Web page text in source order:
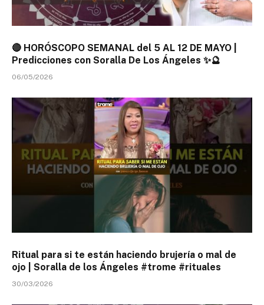
🔴 HORÓSCOPO SEMANAL del 5 AL 12 DE MAYO |
Predicciones con Soralla De Los Ángeles ✨🔮
06/05/2026
Ritual para si te están haciendo brujería o mal de
ojo | Soralla de los Ángeles #trome #rituales
30/03/2026